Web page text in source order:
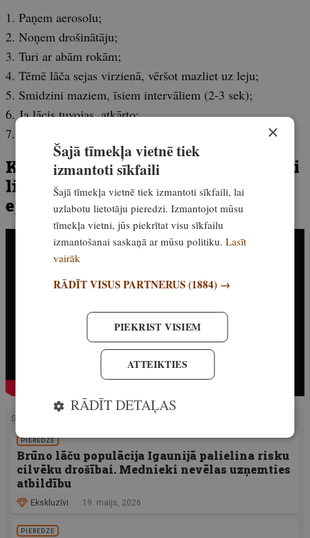
1. Paņem aerosolu;
2. Noņem drošinātāju;
3. Turi ar abām rokām;
4. Tēmē lāča sejas virzienā, vēršot mazliet uz leju;
5. Smidzini maziem, īsiem intervāliem (2-3 sek);
6. Ja lācis tuvojas, atkārto;
7. Uzliec drošinātāju un noliec drošā vietā.
Kad uzskaite nav pareiza, bet bebri
lido pa gaisu! “Šauj garām!” #336
epizode
SAISTĪTIE RAKSTI
PIEREDZE
Brūno lāču populācija Igaunijā palielina risku
cilvēku drošībai. Mednieki nevēlas uzņemties
atbildību
Ekskluzīvi 19. maijs, 2026
PIEREDZE
×
Šajā tīmekļa vietnē tiek
izmantoti sīkfaili
Šajā tīmekļa vietnē tiek izmantoti sīkfaili, lai
uzlabotu lietotāju pieredzi. Izmantojot mūsu
tīmekļa vietni, jūs piekrītat visu sīkfailu
izmantošanai saskaņā ar mūsu politiku.Lasīt
vairāk
RĀDĪT VISUS PARTNERUS(1884) →
PIEKRIST VISIEM
ATTEIKTIES
RĀDĪT DETAĻAS